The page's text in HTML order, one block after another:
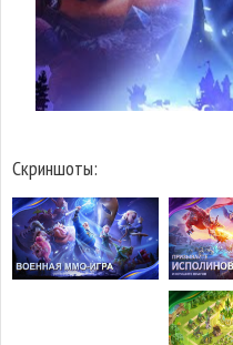
Скриншоты: